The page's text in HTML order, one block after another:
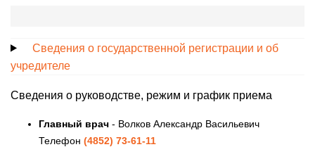
Сведения о государственной регистрации и об
учредителе
Сведения о руководстве, режим и график приема
Главный врач - Волков Александр Васильевич
Телефон (4852) 73-61-11